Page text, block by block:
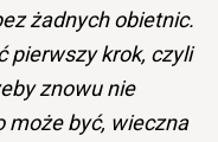
żadnych obietnic.
pierwszy krok, czyli
znowu nie
może być, wieczna